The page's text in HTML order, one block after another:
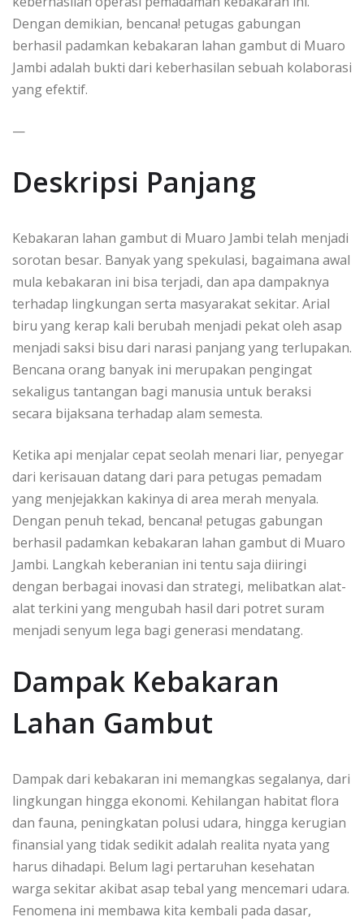
Dengan demikian, bencana! petugas gabungan
berhasil padamkan kebakaran lahan gambut di Muaro
Jambi adalah bukti dari keberhasilan sebuah kolaborasi
yang efektif.
—
Deskripsi Panjang
Kebakaran lahan gambut di Muaro Jambi telah menjadi
sorotan besar. Banyak yang spekulasi, bagaimana awal
mula kebakaran ini bisa terjadi, dan apa dampaknya
terhadap lingkungan serta masyarakat sekitar. Arial
biru yang kerap kali berubah menjadi pekat oleh asap
menjadi saksi bisu dari narasi panjang yang terlupakan.
Bencana orang banyak ini merupakan pengingat
sekaligus tantangan bagi manusia untuk beraksi
secara bijaksana terhadap alam semesta.
Ketika api menjalar cepat seolah menari liar, penyegar
dari kerisauan datang dari para petugas pemadam
yang menjejakkan kakinya di area merah menyala.
Dengan penuh tekad, bencana! petugas gabungan
berhasil padamkan kebakaran lahan gambut di Muaro
Jambi. Langkah keberanian ini tentu saja diiringi
dengan berbagai inovasi dan strategi, melibatkan alat-
alat terkini yang mengubah hasil dari potret suram
menjadi senyum lega bagi generasi mendatang.
Dampak Kebakaran
Lahan Gambut
Dampak dari kebakaran ini memangkas segalanya, dari
lingkungan hingga ekonomi. Kehilangan habitat flora
dan fauna, peningkatan polusi udara, hingga kerugian
finansial yang tidak sedikit adalah realita nyata yang
harus dihadapi. Belum lagi pertaruhan kesehatan
warga sekitar akibat asap tebal yang mencemari udara.
Fenomena ini membawa kita kembali pada dasar,